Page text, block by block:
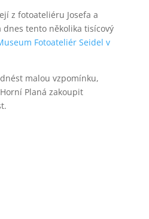
z fotoateliéru Josefa a
dnes tento několika tisícový
Fotoateliér Seidel v
malou vzpomínku,
Planá zakoupit